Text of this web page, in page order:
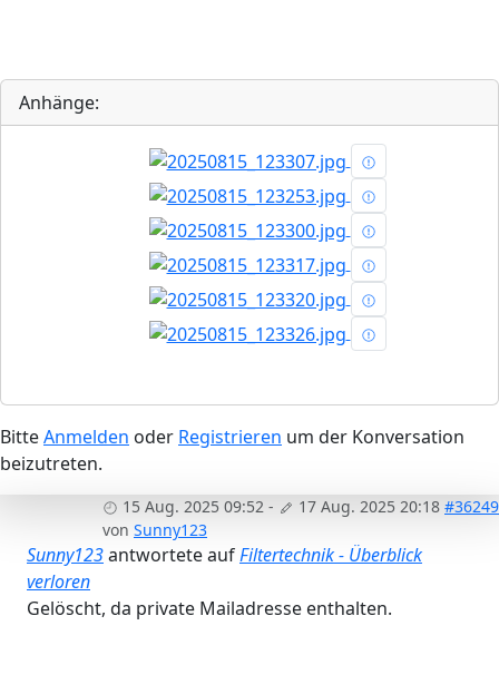
Anhänge:
BitteAnmelden oder Registrieren um der Konversation
beizutreten.
15 Aug. 2025 09:52 - 17 Aug. 2025 20:18 #36249
von Sunny123
Sunny123antwortete aufFiltertechnik - Überblick
verloren
Gelöscht, da private Mailadresse enthalten.